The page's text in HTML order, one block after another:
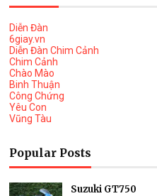
Diễn Đàn
6giay.vn
Diễn Đàn Chim Cảnh
Chim Cảnh
Chào Mào
Binh Thuận
Công Chứng
Yêu Con
Vũng Tàu
Popular Posts
Suzuki GT750